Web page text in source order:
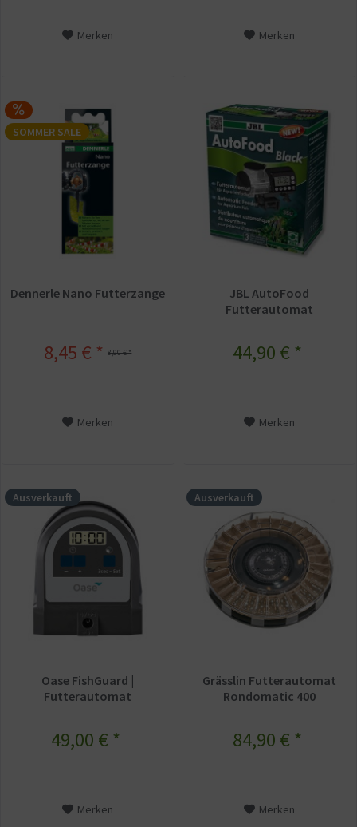
Merken Merken
SOMMER SALE
Dennerle Nano Futterzange
8,90 € *
8,45 € *
Merken
JBL AutoFood
Futterautomat
44,90 € *
Merken
Ausverkauft
Oase FishGuard |
Futterautomat
49,00 € *
Merken
Ausverkauft
Grässlin Futterautomat
Rondomatic 400
84,90 € *
Merken
Sonstige Aktiv